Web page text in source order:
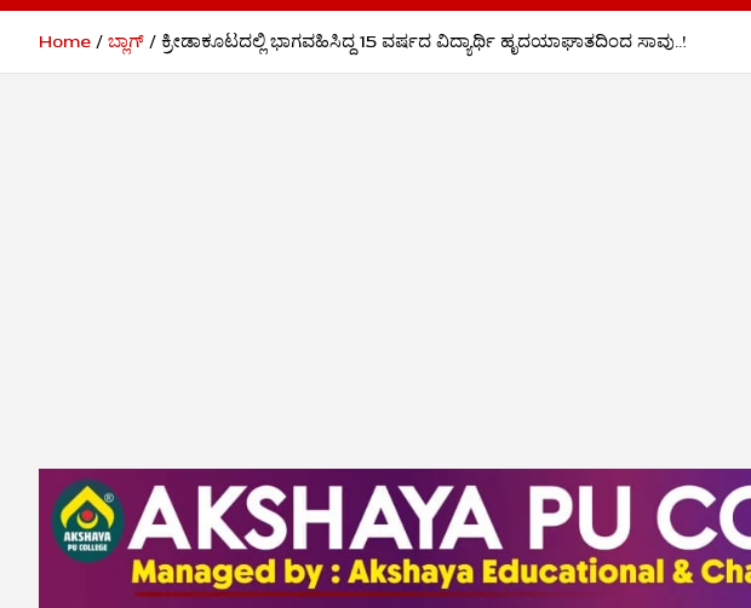
Home ಬ್ಲಾಗ್ ಕ್ರೀಡಾಕೂಟದಲ್ಲಿ ಭಾಗವಹಿಸಿದ್ದ 15 ವರ್ಷದ ವಿದ್ಯಾರ್ಥಿ ಹೃದಯಾಘಾತದಿಂದ ಸಾವು..!